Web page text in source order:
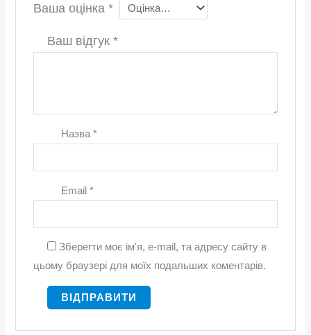
Ваша оцінка *
Ваш відгук *
Назва*
Email *
Зберегти моє ім'я, e-mail, та адресу сайту в
цьому браузері для моїх подальших коментарів.